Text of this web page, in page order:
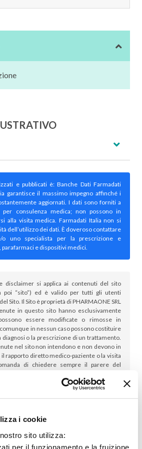
i cookie
sito utilizza:
per il funzionamento e la fruizione
e pubblicati è: Banche Dati Farmadati
garantisce il massimo impegno affinché i
aggiornati. I dati sono forniti a
per consulenza medica; non possono in
alla visita medica. Farmadati Italia non si
dell’utilizzo dei dati. È doveroso contattare
uno specialista per la prescrizione e
e dispositivi medici.
disclaimer si applica ai contenuti del sito
poi “sito”) ed è valido per tutti gli utenti
Sito. Il Sito è proprietà di PHARMAONE SRL
in questo sito hanno esclusivamente
essere modificate o rimosse in
in nessun caso possono costituire
o la prescrizione di un trattamento.
nel sito non intendono e non devono in
rapporto diretto medico-paziente o la visita
di chiedere sempre il parere del
Se si hanno dubbi o quesiti sull’uso di un
consultare il proprio medico.